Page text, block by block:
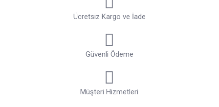
Ücretsiz Kargo ve İade
Güvenli Ödeme
Müşteri Hizmetleri